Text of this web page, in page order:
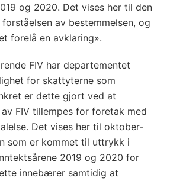
og 2020. Det vises her til den
av bestemmelsen, og
forelå en avklaring».
FIV har departementet
for skattyterne som
er dette gjort ved at
FIV tillempes for foretak med
Det vises her til oktober-
som er kommet til uttrykk i
2019 og 2020 for
innebærer samtidig at